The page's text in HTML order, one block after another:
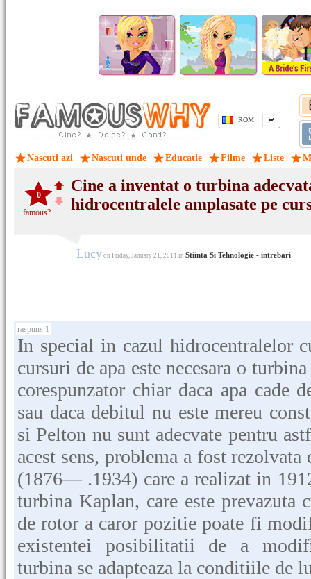
ROM
Nascuti azi Nascuti unde Educatie Filme Liste
0
famous?
Cine a inventat o turbina
hidrocentralele amplasate pe
Lucy on Friday, January 21, 2011 in Stiinta Si Tehnologie - intrebari
raspuns 1
In special in cazul hidrocentralelor
cursuri de apa este necesara o
corespunzator chiar daca apa cade
sau daca debitul nu este mereu
si Pelton nu sunt adecvate pentru
acest sens, problema a fost
(1876— .1934) care a realizat in
turbina Kaplan, care este prevazuta
de rotor a caror pozitie poate fi
existentei posibilitatii de a
turbina se adapteaza la conditiile de